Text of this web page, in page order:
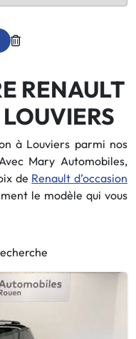
RENAULT
à Louviers parmi nos
Mary Automobiles,
de Renault d’occasion
le modèle qui vous